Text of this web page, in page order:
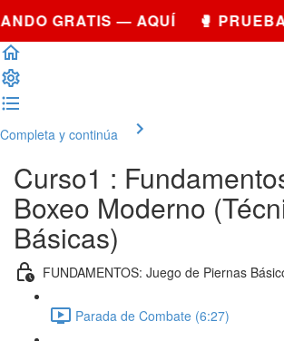
GRATIS — AQUÍ 🥊
Completa y continúa
Curso1 :
Boxeo Moderno
Básicas)
FUNDAMENTOS: Juego de Piernas
Parada de Combate (6:27)